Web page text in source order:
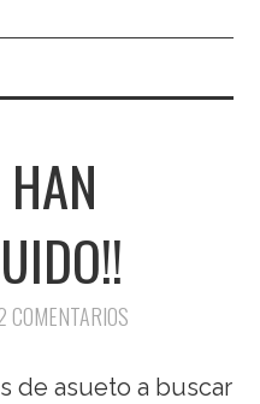
COMENTARIOS
de asueto a buscar